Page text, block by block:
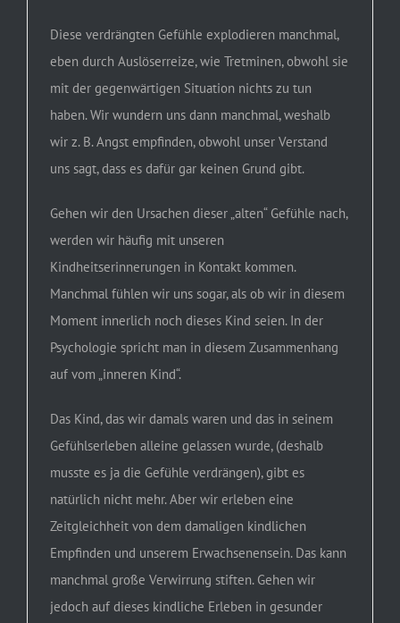
Diese verdrängten Gefühle explodieren manchmal,
eben durch Auslöserreize, wie Tretminen, obwohl sie
mit der gegenwärtigen Situation nichts zu tun
haben. Wir wundern uns dann manchmal, weshalb
wir z. B. Angst empfinden, obwohl unser Verstand
uns sagt, dass es dafür gar keinen Grund gibt.
Gehen wir den Ursachen dieser „alten“ Gefühle nach,
werden wir häufig mit unseren
Kindheitserinnerungen in Kontakt kommen.
Manchmal fühlen wir uns sogar, als ob wir in diesem
Moment innerlich noch dieses Kind seien. In der
Psychologie spricht man in diesem Zusammenhang
auf vom „inneren Kind“.
Das Kind, das wir damals waren und das in seinem
Gefühlserleben alleine gelassen wurde, (deshalb
musste es ja die Gefühle verdrängen), gibt es
natürlich nicht mehr. Aber wir erleben eine
Zeitgleichheit von dem damaligen kindlichen
Empfinden und unserem Erwachsenensein. Das kann
manchmal große Verwirrung stiften. Gehen wir
jedoch auf dieses kindliche Erleben in gesunder